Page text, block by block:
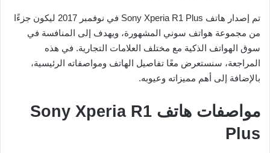
تم إصدار هاتف Sony Xperia R1 Plus في نوفمبر 2017 ليكون جزءًا
من مجموعة هواتف سوني المشهورة، ويهدف إلى المنافسة في
سوق الهواتف الذكية مع مختلف العلامات التجارية. في هذه
المراجعة، سنستعرض معًا تفاصيل الهاتف ومواصفاته الرئيسية،
بالإضافة إلى أهم مميزاته وعيوبه.
مواصفات هاتف Sony Xperia R1
Plus